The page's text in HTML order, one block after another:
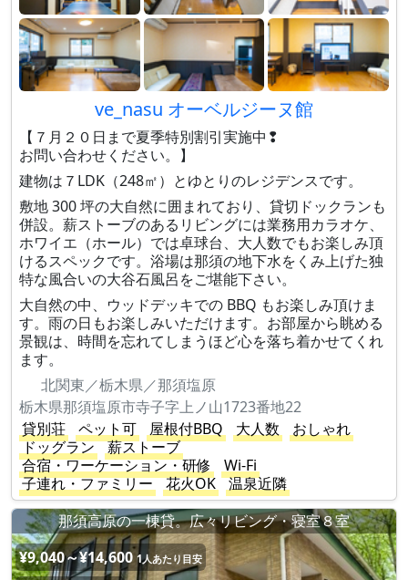
ve_nasu オーベルジーヌ館
【７月２０日まで夏季特別割引実施中❢
お問い合わせください。】
建物は７LDK（248㎡）とゆとりのレジデンスです。
敷地 300 坪の大自然に囲まれており、貸切ドックランも
併設。薪ストーブのあるリビングには業務用カラオケ、
ホワイエ（ホール）では卓球台、大人数でもお楽しみ頂
けるスペックです。浴場は那須の地下水をくみ上げた独
特な風合いの大谷石風呂をご堪能下さい。
大自然の中、ウッドデッキでの BBQ もお楽しみ頂けま
す。雨の日もお楽しみいただけます。お部屋から眺める
景観は、時間を忘れてしまうほど心を落ち着かせてくれ
ます。
北関東／栃木県／那須塩原
栃木県那須塩原市寺子字上ノ山1723番地22
貸別荘
ペット可 屋根付BBQ 大人数
おしゃれ
ドッグラン
薪ストーブ
合宿・ワーケーション・研修
Wi-Fi
子連れ・ファミリー
花火OK
温泉近隣
那須高原の一棟貸。広々リビング・寝室８室
¥9,040～¥14,600 1人あたり目安